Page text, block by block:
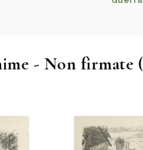
- Non firmate